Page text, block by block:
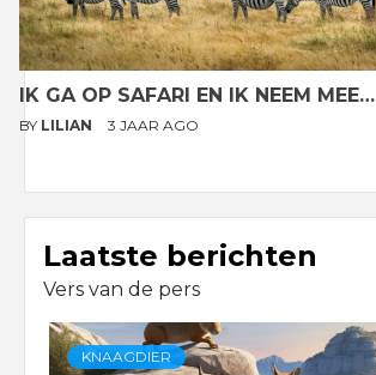
IK GA OP SAFARI EN IK NEEM MEE…
BY LILIAN 3 JAAR AGO
Laatste berichten
Vers van de pers
KNAAGDIER